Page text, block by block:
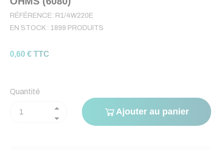
RÉFÉRENCE: R1/4W220E
EN STOCK : 1899 PRODUITS
0,60 € TTC
Quantité
Ajouter au panier